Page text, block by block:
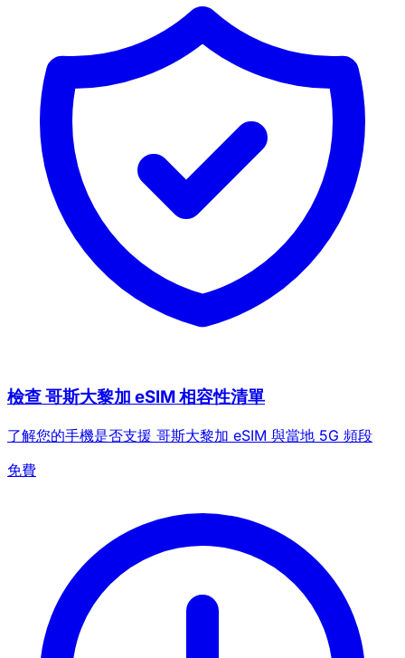
檢查 哥斯大黎加 eSIM 相容性清單
了解您的手機是否支援 哥斯大黎加 eSIM 與當地 5G 頻段
免費
新用戶享20%折扣
今日領取數量
9
立即領取